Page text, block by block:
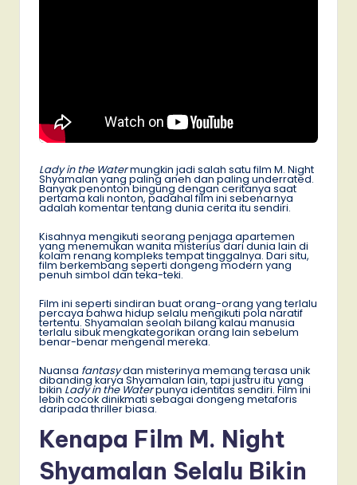
Lady in the Watermungkin jadi salah satu film M. Night
Shyamalan yang paling aneh dan paling underrated.
Banyak penonton bingung dengan ceritanya saat
pertama kali nonton, padahal film ini sebenarnya
adalah komentar tentang dunia cerita itu sendiri.
Kisahnya mengikuti seorang penjaga apartemen
yang menemukan wanita misterius dari dunia lain di
kolam renang kompleks tempat tinggalnya. Dari situ,
film berkembang seperti dongeng modern yang
penuh simbol dan teka-teki.
Film ini seperti sindiran buat orang-orang yang terlalu
percaya bahwa hidup selalu mengikuti pola naratif
tertentu. Shyamalan seolah bilang kalau manusia
terlalu sibuk mengkategorikan orang lain sebelum
benar-benar mengenal mereka.
Nuansa fantasydan misterinya memang terasa unik
dibanding karya Shyamalan lain, tapi justru itu yang
bikin Lady in the Waterpunya identitas sendiri. Film ini
lebih cocok dinikmati sebagai dongeng metaforis
daripada thriller biasa.
Kenapa Film M. Night
Shyamalan Selalu Bikin